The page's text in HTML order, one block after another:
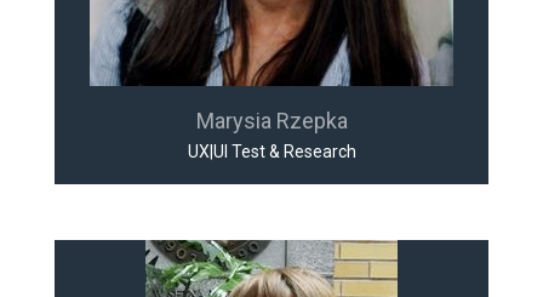
Marysia Rzepka
UX|UI Test & Research